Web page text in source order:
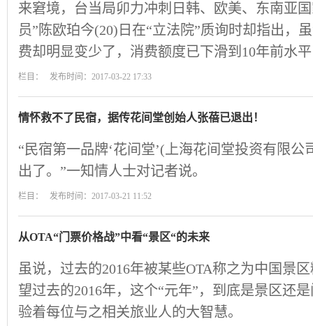
来窘境，台当局卯力冲刺日韩、欧美、东南亚
员”陈欧珀今(20)日在“立法院”质询时却指出，
费却明显变少了，消费额度已下滑到10年前水
栏目： 发布时间：2017-03-22 17:33
情怀救不了民宿，据传花间堂创始人张蓓已退出！
“民宿第一品牌‘花间堂’(上海花间堂投资有限公
出了。”一知情人士对记者说。
栏目： 发布时间：2017-03-21 11:52
从OTA“门票价格战”中看“景区“的未来
虽说，过去的2016年被某些OTA称之为中国景
望过去的2016年，这个“元年”，到底是景区还
验着每位与之相关旅业人的大智慧。